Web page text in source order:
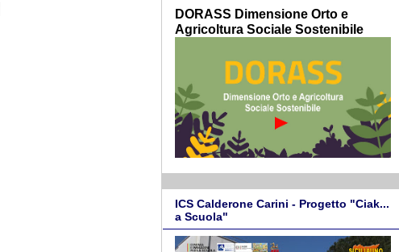
DORASS Dimensione Orto e
Agricoltura Sociale Sostenibile
ICS Calderone Carini - Progetto "Ciak...
a Scuola"